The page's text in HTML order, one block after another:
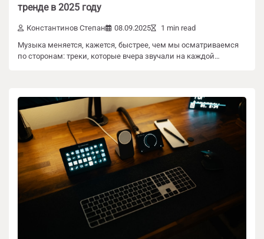
тренде в 2025 году
Константинов Степан 08.09.2025
1 min read
Музыка меняется, кажется, быстрее, чем мы осматриваемся
по сторонам: треки, которые вчера звучали на каждой…